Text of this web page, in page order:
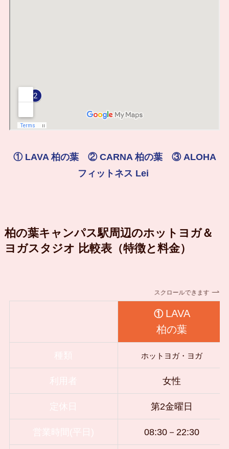
① LAVA 柏の葉 ② CARNA 柏の葉 ③ ALOHA
フィットネス Lei
柏の葉キャンパス駅周辺のホットヨガ＆
ヨガスタジオ 比較表（特徴と料金）
スクロールできます
① LAVA
柏の葉
ホットヨガ・ヨガ
女性
第2金曜日
08:30－22:30